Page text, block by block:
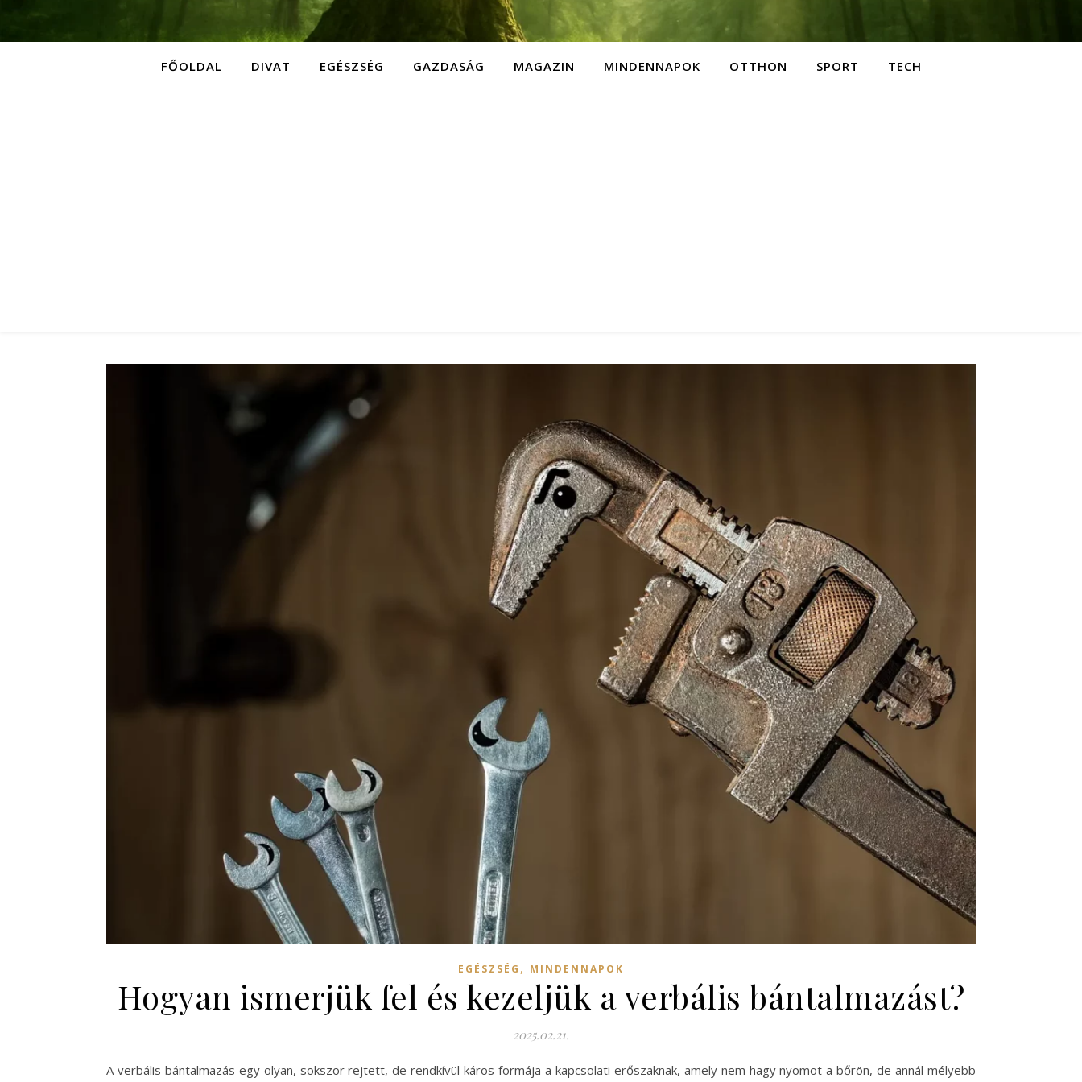
FŐOLDAL DIVAT EGÉSZSÉG GAZDASÁG MAGAZIN MINDENNAPOK OTTHON SPORT TECH
EGÉSZSÉG , MINDENNAPOK
Hogyan ismerjük fel és kezeljük a verbális bántalmazást?
2025.02.21.
A verbális bántalmazás egy olyan, sokszor rejtett, de rendkívül káros formája a kapcsolati erőszaknak, amely nem hagy nyomot a bőrön, de annál mélyebb